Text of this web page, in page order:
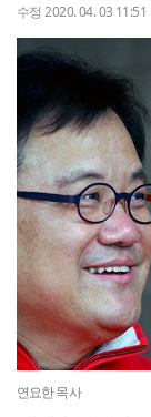
수정 2020. 04. 03 11:51
연요한 목사